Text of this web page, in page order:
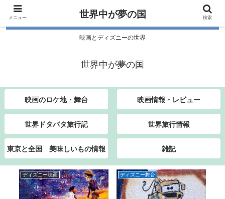
映画とディズニーの世界
世界中が夢の国
映画のロケ地・舞台 映画情報・レビュー
世界ドタバタ旅行記 世界旅行情報
東京と全国 美味しいもの情報 雑記
ディズニー映画 ディズニー舞台
メニュー 世界中が夢の国 検索